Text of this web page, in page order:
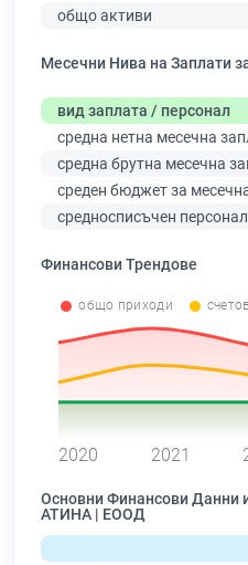
общо активи
Месечни Нива на Заплати
вид заплата / персонал
средна нетна месечна
средна брутна месечна
среден бюджет за
средносписъчен
Финансови Трендове
общо приходи
2020 2021
Основни Финансови Данни
АТИНА | ЕООД